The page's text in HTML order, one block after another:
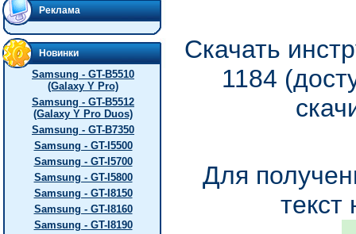
Реклама
Новинки
Samsung - GT-B5510
(Galaxy Y Pro)
Samsung - GT-B5512
(Galaxy Y Pro Duos)
Samsung - GT-B7350
Samsung - GT-I5500
Samsung - GT-I5700
Samsung - GT-I5800
Samsung - GT-I8150
Samsung - GT-I8160
Samsung - GT-I8190
Скачать
1184
Для
текст